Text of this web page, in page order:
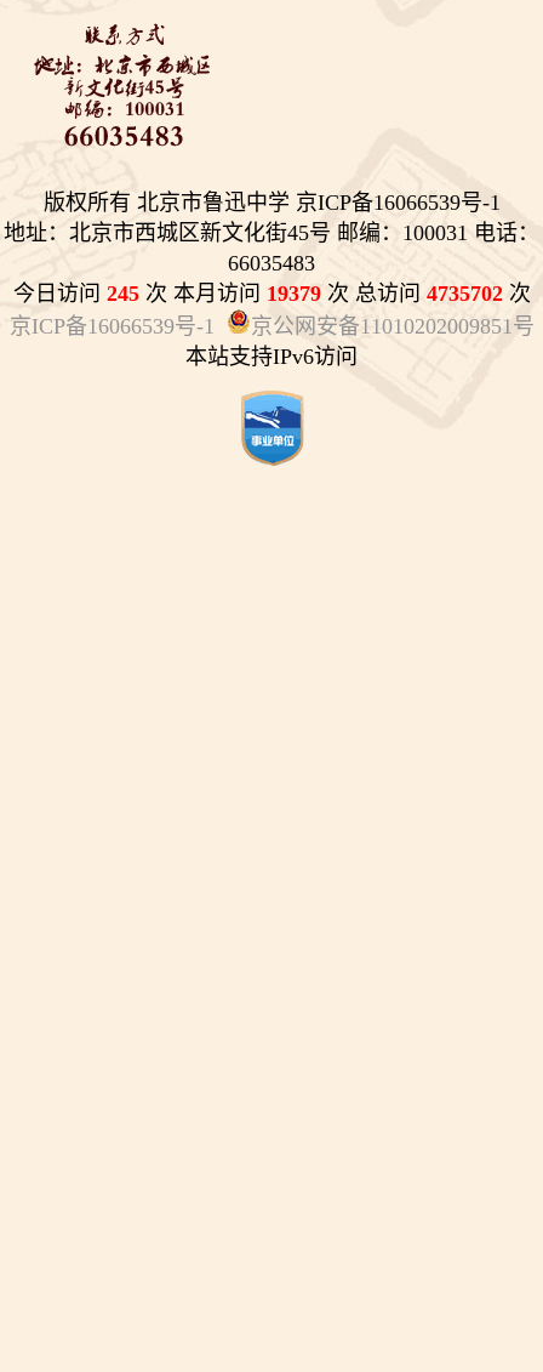
版权所有 北京市鲁迅中学 京ICP备16066539号-1
地址：北京市西城区新文化街45号 邮编：100031 电话：
66035483
今日访问 245 次 本月访问 19379 次 总访问 4735702 次
京ICP备16066539号-1
京公网安备11010202009851号
本站支持IPv6访问